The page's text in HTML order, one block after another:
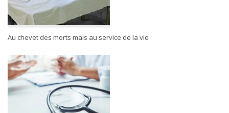
Au chevet des morts mais au service de la vie